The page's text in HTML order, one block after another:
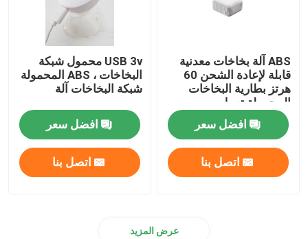
كرسي متحرك خفيف قابل للطي
النظارات الشمسية المضادة للانعكاس
معدات رياضية خارجية
جهاز إعادة التأهيل
سرير تمريض المستشفى
ABS آلة بخاخات معدنية
قابلة لإعادة الشحن 60
هرتز بطارية البخاخات
المحمولة تعمل
افضل سعر
اتصل بنا
USB 3v محمول شبكة
البخاخات ، ABS المحمولة
شبكة البخاخات آلة
افضل سعر
اتصل بنا
عرض المزيد